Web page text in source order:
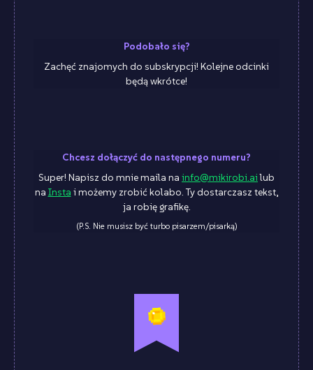
Podobało się?
Zachęć znajomych do subskrypcji! Kolejne odcinki
będą wkrótce!
Chcesz dołączyć do następnego numeru?
Super! Napisz do mnie maila na info@mikirobi.ailub
na Insta i możemy zrobić kolabo. Ty dostarczasz tekst,
ja robię grafikę.
(P.S. Nie musisz być turbo pisarzem/pisarką)